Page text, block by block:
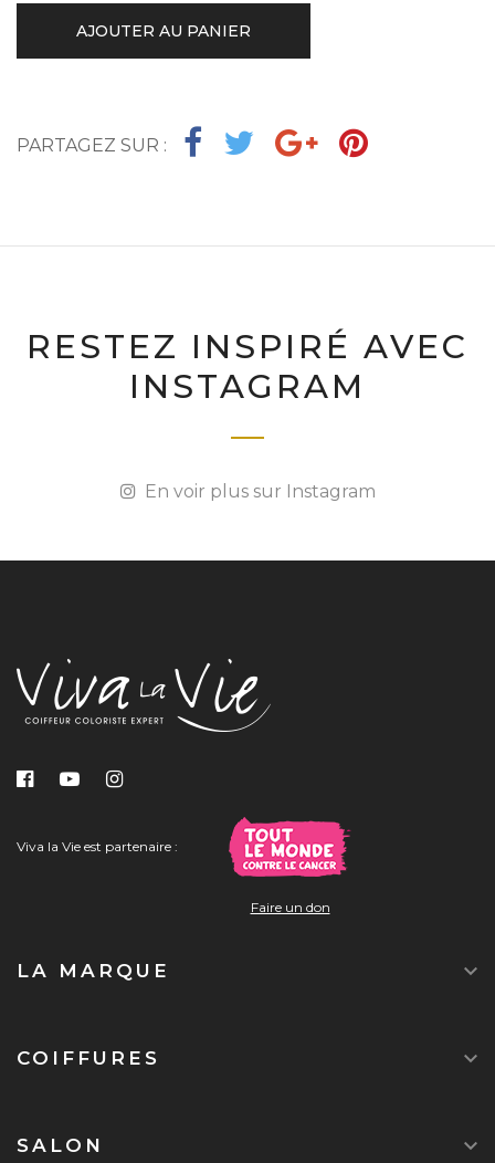
AJOUTER AU PANIER
PARTAGEZ SUR :
RESTEZ INSPIRÉ AVEC
INSTAGRAM
En voir plus sur Instagram
Viva la Vie est partenaire :
Faire un don
LA MARQUE 
COIFFURES 
SALON 